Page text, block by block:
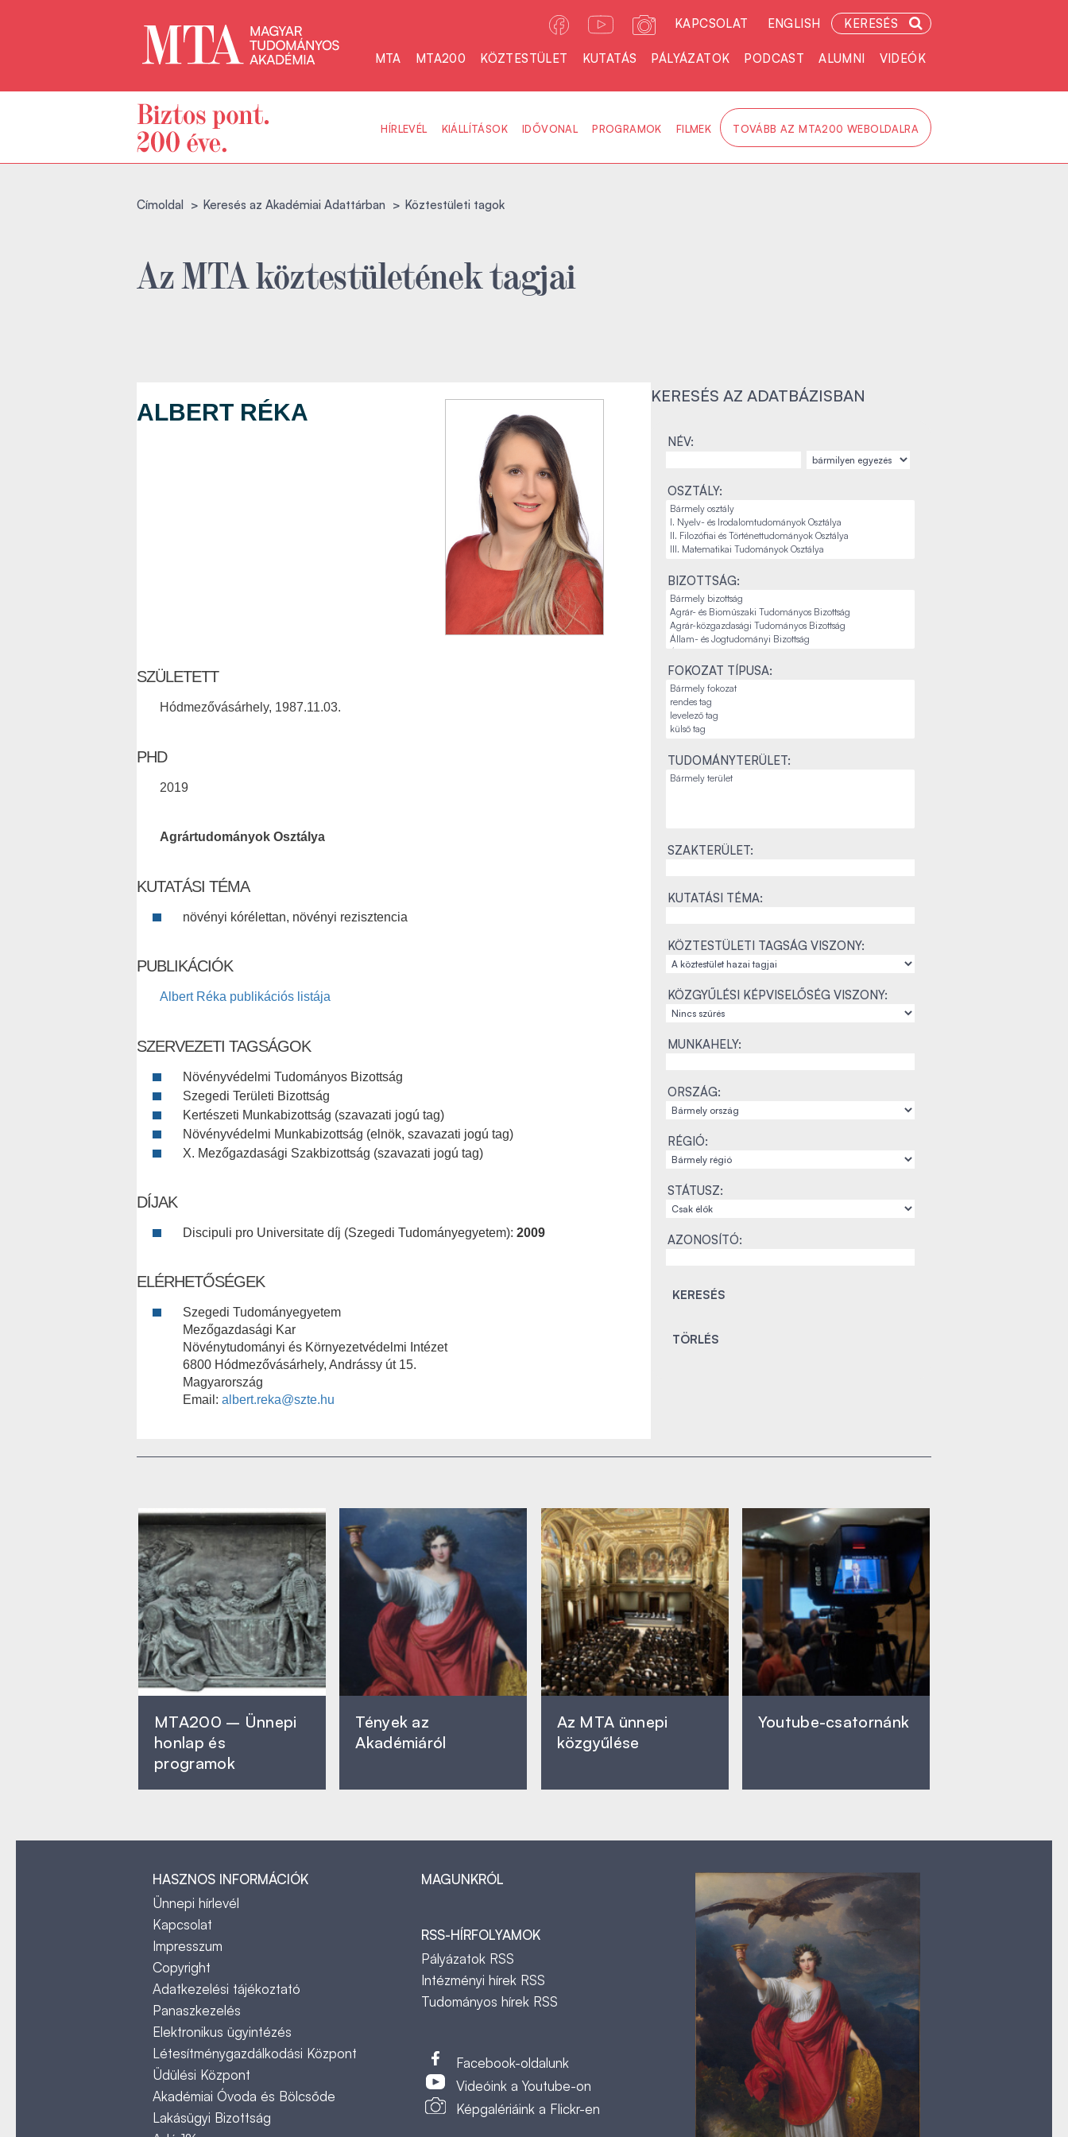
KAPCSOLAT ENGLISH KERESÉS
MTA MTA200 KÖZTESTÜLET KUTATÁS PÁLYÁZATOK PODCAST ALUMNI VIDEÓK
HÍRLEVÉL KIÁLLÍTÁSOK IDŐVONAL PROGRAMOK FILMEK TOVÁBB AZ MTA200 WEBOLDALRA
Címoldal Keresés az Akadémiai Adattárban Köztestületi tagok
Az MTA köztestületének tagjai
ALBERT RÉKA
SZÜLETETT
Hódmezővásárhely, 1987.11.03.
PHD
2019
Agrártudományok Osztálya
KUTATÁSI TÉMA
növényi kórélettan, növényi rezisztencia
PUBLIKÁCIÓK
Albert Réka publikációs listája
SZERVEZETI TAGSÁGOK
Növényvédelmi Tudományos Bizottság
Szegedi Területi Bizottság
Kertészeti Munkabizottság (szavazati jogú tag)
Növényvédelmi Munkabizottság (elnök, szavazati jogú tag)
X. Mezőgazdasági Szakbizottság (szavazati jogú tag)
DÍJAK
Discipuli pro Universitate díj (Szegedi Tudományegyetem): 2009
ELÉRHETŐSÉGEK
Szegedi Tudományegyetem
Mezőgazdasági Kar
Növénytudományi és Környezetvédelmi Intézet
6800 Hódmezővásárhely, Andrássy út 15.
Magyarország
Email: albert.reka@szte.hu
KERESÉS AZ ADATBÁZISBAN
NÉV:
OSZTÁLY:
BIZOTTSÁG:
FOKOZAT TÍPUSA:
TUDOMÁNYTERÜLET:
SZAKTERÜLET:
KUTATÁSI TÉMA:
KÖZTESTÜLETI TAGSÁG VISZONY:
KÖZGYŰLÉSI KÉPVISELŐSÉG VISZONY:
MUNKAHELY:
ORSZÁG:
RÉGIÓ:
STÁTUSZ:
AZONOSÍTÓ:
MTA200 – Ünnepi
honlap és
programok
Tények az
Akadémiáról
Az MTA ünnepi
közgyűlése
Youtube-csatornánk
HASZNOS INFORMÁCIÓK
Ünnepi hírlevél
Kapcsolat
Impresszum
Copyright
Adatkezelési tájékoztató
Panaszkezelés
Elektronikus ügyintézés
Létesítménygazdálkodási Központ
Üdülési Központ
Akadémiai Óvoda és Bölcsőde
Lakásügyi Bizottság
MAGUNKRÓL
RSS-HÍRFOLYAMOK
Pályázatok RSS
Intézményi hírek RSS
Tudományos hírek RSS
Facebook-oldalunk
Videóink a Youtube-on
Képgalériáink a Flickr-en